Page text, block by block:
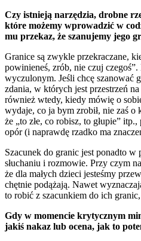
Czy istnieją narzędzia, drobne
które możemy wprowadzić w
mu przekaz, że szanujemy jego
Granice są zwykle przekraczane,
powinieneś, zrób, nie czuj
wyczulonym. Jeśli chcę szanować
zdania, w których jest przestrzeń
również wtedy, kiedy mówię o
wydaje, co ja bym zrobił, nie zaś o
że „to złe, co robisz, to głupie”
opór (i naprawdę rzadko ma
Szacunek do granic jest ponadto w
słuchaniu i rozmowie. Przy czym
że dla małych dzieci jesteśmy
chętnie podążają. Nawet
to robić z szacunkiem do ich
Gdy w momencie krytycznym
jakiś nakaz lub ocena, jak to